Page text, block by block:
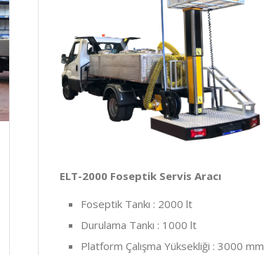
ELT-2000 Foseptik Servis Aracı
Foseptik Tankı : 2000 lt
Durulama Tankı : 1000 lt
Platform Çalışma Yüksekliği : 3000 mm